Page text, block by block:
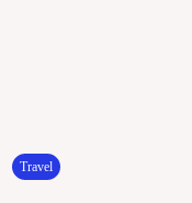
Travel